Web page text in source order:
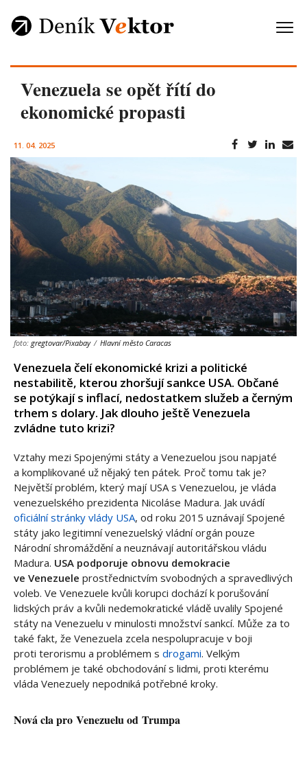
Venezuela se opět řítí do
ekonomické propasti
11. 04. 2025
foto: gregtovar/Pixabay / Hlavní město Caracas
Venezuela čelí ekonomické krizi a politické
nestabilitě, kterou zhoršují sankce USA. Občané
se potýkají s inflací, nedostatkem služeb a černým
trhem s dolary. Jak dlouho ještě Venezuela
zvládne tuto krizi?
Vztahy mezi Spojenými státy a Venezuelou jsou napjaté
a komplikované už nějaký ten pátek. Proč tomu tak je?
Největší problém, který mají USA s Venezuelou, je vláda
venezuelského prezidenta Nicoláse Madura. Jak uvádí
oficiální stránky vlády USA, od roku 2015 uznávají Spojené
státy jako legitimní venezuelský vládní orgán pouze
Národní shromáždění a neuznávají autoritářskou vládu
Madura. USA podporuje obnovu demokracie
ve Venezuele prostřednictvím svobodných a spravedlivých
voleb. Ve Venezuele kvůli korupci dochází k porušování
lidských práv a kvůli nedemokratické vládě uvalily Spojené
státy na Venezuelu v minulosti množství sankcí. Může za to
také fakt, že Venezuela zcela nespolupracuje v boji
proti terorismu a problémem s drogami. Velkým
problémem je také obchodování s lidmi, proti kterému
vláda Venezuely nepodniká potřebné kroky.
Nová cla pro Venezuelu od Trumpa